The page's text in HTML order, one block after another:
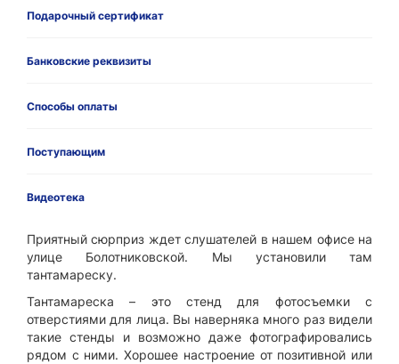
Подарочный сертификат
Банковские реквизиты
Способы оплаты
Поступающим
Видеотека
Приятный сюрприз ждет слушателей в нашем офисе на
улице Болотниковской. Мы установили там
тантамареску.
Тантамареска – это стенд для фотосъемки с
отверстиями для лица. Вы наверняка много раз видели
такие стенды и возможно даже фотографировались
рядом с ними. Хорошее настроение от позитивной или